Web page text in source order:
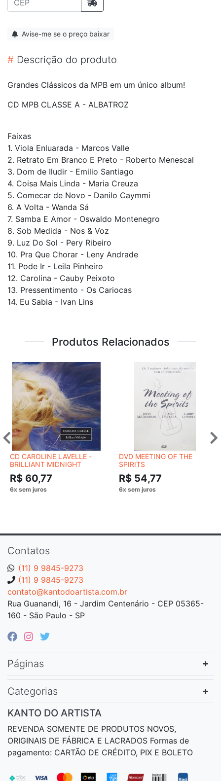
Avise-me se o preço baixar
# Descrição do produto
Grandes Clássicos da MPB em um único album!
CD MPB CLASSE A - ALBATROZ
Faixas
1. Viola Enluarada - Marcos Valle
2. Retrato Em Branco E Preto - Roberto Menescal
3. Dom de Iludir - Emilio Santiago
4. Coisa Mais Linda - Maria Creuza
5. Comecar de Novo - Danilo Caymmi
6. A Volta - Wanda Sá
7. Samba E Amor - Oswaldo Montenegro
8. Sob Medida - Nos & Voz
9. Luz Do Sol - Pery Ribeiro
10. Pra Que Chorar - Leny Andrade
11. Pode Ir - Leila Pinheiro
12. Carolina - Cauby Peixoto
13. Pressentimento - Os Cariocas
14. Eu Sabia - Ivan Lins
Produtos Relacionados
CD CAROLINE LAVELLE -
BRILLIANT MIDNIGHT
R$ 60,77
DVD MEETING OF THE
SPIRITS
R$ 54,77
Contatos
(11) 9 9845-9273
(11) 9 9845-9273
contato@kantodoartista.com.br
Rua Guanandi, 16 - Jardim Centenário - CEP 05365-
160 - São Paulo - SP
Páginas
Categorias
KANTO DO ARTISTA
REVENDA SOMENTE DE PRODUTOS NOVOS,
ORIGINAIS DE FÁBRICA E LACRADOS Formas de
pagamento: CARTÃO DE CRÉDITO, PIX E BOLETO